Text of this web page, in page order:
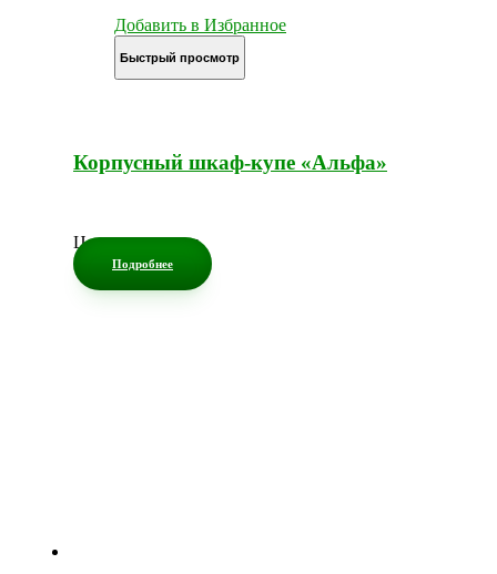
Добавить в Избранное
Быстрый просмотр
Корпусный шкаф-купе «Альфа»
Цена по запросу
Подробнее